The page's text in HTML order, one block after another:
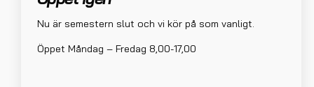
Nu är semestern slut och vi kör på som vanligt.
Öppet Måndag – Fredag 8,00-17,00